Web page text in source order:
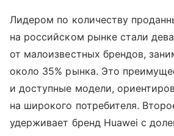
Лидером по количеству
на российском рынке стали
от малоизвестных брендов,
около 35% рынка. Это
и доступные модели,
на широкого потребителя.
удерживает бренд Huawei с